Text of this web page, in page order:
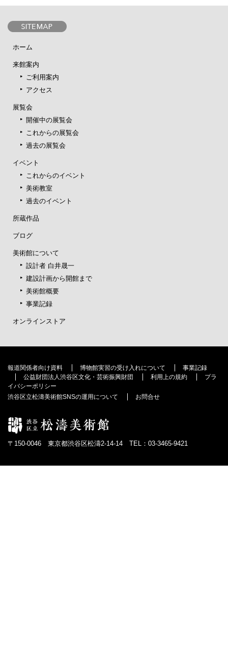
ホーム
来館案内
ご利用案内
アクセス
展覧会
開催中の展覧会
これからの展覧会
過去の展覧会
イベント
これからのイベント
美術教室
過去のイベント
所蔵作品
ブログ
美術館について
設計者 白井晟一
建設計画から開館まで
美術館概要
事業記録
オンラインストア
報道関係者向け資料 博物館実習の受け入れについて
事業記録
公益財団法人渋谷区文化・芸術振興財団
利用上の規約
プラ
イバシーポリシー
渋谷区立松濤美術館SNSの運用について
お問合せ
〒150-0046 東京都渋谷区松濤2-14-14 TEL：03-3465-9421